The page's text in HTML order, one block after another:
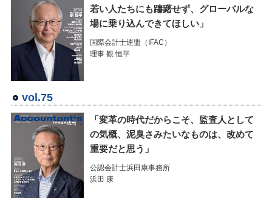
若い人たちにも躊躇せず、グローバルな
場に乗り込んできてほしい」
国際会計士連盟（IFAC）
理事 觀 恒平
vol.75
「変革の時代だからこそ、監査人として
の気概、泥臭さみたいなものは、改めて
重要だと思う」
公認会計士浜田康事務所
浜田 康